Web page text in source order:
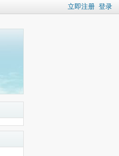
立即注册 登录